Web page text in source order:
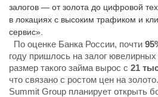
залогов — от золота до цифровой
в локациях с высоким трафиком и
сервис».
По оценке Банка России, почти
году пришлось на залог
размер такого займа вырос с 21
что связано с ростом цен на
Summit Group планирует открыть